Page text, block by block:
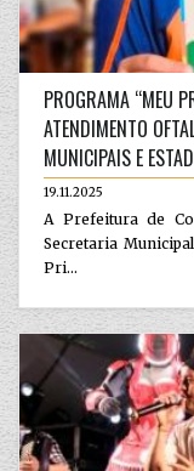
PROGRAMA “MEU
ATENDIMENTO
MUNICIPAIS E
19.11.2025
A Prefeitura de
Secretaria
Pri...